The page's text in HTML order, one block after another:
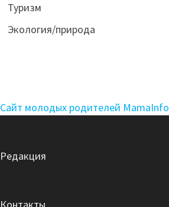
Туризм
Экология/природа
Сайт молодых родителей MamaInfo
Редакция